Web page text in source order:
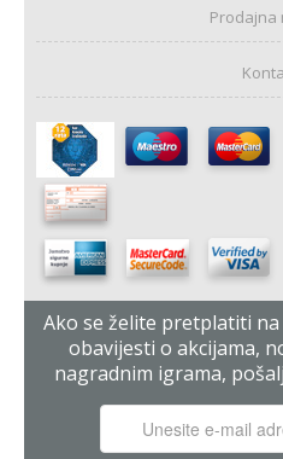
Prodajna
Ako se želite pretplatiti
obavijesti o akcijama,
nagradnim igrama,